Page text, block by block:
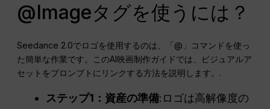
@Imageタグを使うには？
Seedance 2.0でロゴを使用するのは、「@」コマンドを使っ
た簡単な作業です。このAI映画制作ガイドでは、ビジュアルア
セットをプロンプトにリンクする方法を説明します。.
ステップ1：資産の準備:ロゴは高解像度の